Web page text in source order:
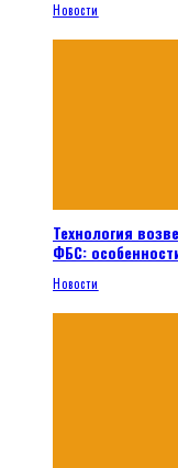
Новости
Технология
ФБС:
Новости